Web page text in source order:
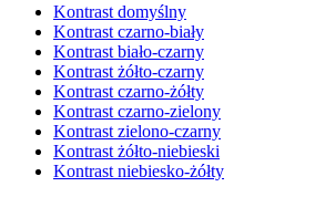
Kontrast domyślny
Kontrast czarno-biały
Kontrast biało-czarny
Kontrast żółto-czarny
Kontrast czarno-żółty
Kontrast czarno-zielony
Kontrast zielono-czarny
Kontrast żółto-niebieski
Kontrast niebiesko-żółty